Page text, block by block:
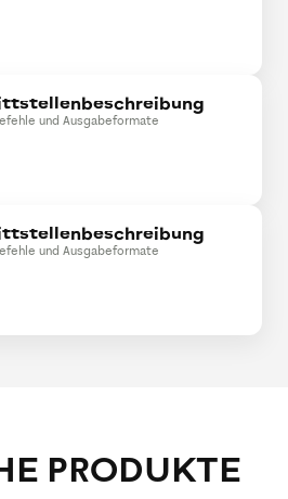
und Ausgabeformate
und Ausgabeformate
PRODUKTE